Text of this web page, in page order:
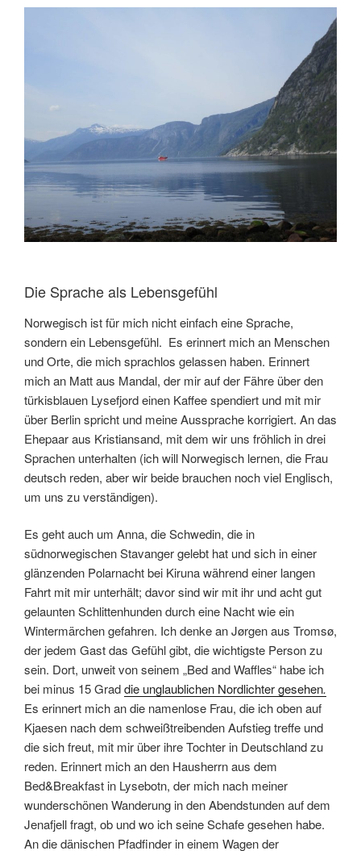
Die Sprache als Lebensgefühl
Norwegisch ist für mich nicht einfach eine Sprache,
sondern ein Lebensgefühl. Es erinnert mich an Menschen
und Orte, die mich sprachlos gelassen haben. Erinnert
mich an Matt aus Mandal, der mir auf der Fähre über den
türkisblauen Lysefjord einen Kaffee spendiert und mit mir
über Berlin spricht und meine Aussprache korrigiert. An das
Ehepaar aus Kristiansand, mit dem wir uns fröhlich in drei
Sprachen unterhalten (ich will Norwegisch lernen, die Frau
deutsch reden, aber wir beide brauchen noch viel Englisch,
um uns zu verständigen).
Es geht auch um Anna, die Schwedin, die in
südnorwegischen Stavanger gelebt hat und sich in einer
glänzenden Polarnacht bei Kiruna während einer langen
Fahrt mit mir unterhält; davor sind wir mit ihr und acht gut
gelaunten Schlittenhunden durch eine Nacht wie ein
Wintermärchen gefahren. Ich denke an Jørgen aus Tromsø,
der jedem Gast das Gefühl gibt, die wichtigste Person zu
sein. Dort, unweit von seinem „Bed and Waffles“ habe ich
bei minus 15 Graddie unglaublichen Nordlichter gesehen.
Es erinnert mich an die namenlose Frau, die ich oben auf
Kjaesen nach dem schweißtreibenden Aufstieg treffe und
die sich freut, mit mir über ihre Tochter in Deutschland zu
reden. Erinnert mich an den Hausherrn aus dem
Bed&Breakfast in Lysebotn, der mich nach meiner
wunderschönen Wanderung in den Abendstunden auf dem
Jenafjell fragt, ob und wo ich seine Schafe gesehen habe.
An die dänischen Pfadfinder in einem Wagen der